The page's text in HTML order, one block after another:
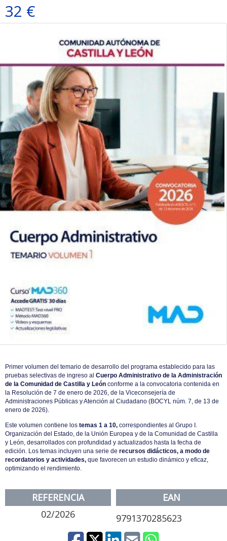
32 €
Primer volumen del temario de desarrollo del programa establecido para las
pruebas selectivas de ingreso al Cuerpo Administrativo de la Administración
de la Comunidad de Castilla y León conforme a la convocatoria contenida en
la Resolución de 7 de enero de 2026, de la Viceconsejería de
Administraciones Públicas y Atención al Ciudadano (BOCYL núm. 7, de 13 de
enero de 2026).
Este volumen contiene los temas 1 a 10, correspondientes al Grupo I.
Organización del Estado, de la Unión Europea y de la Comunidad de Castilla
y León, desarrollados con profundidad y actualizados hasta la fecha de
edición. Los temas incluyen una serie de recursos didácticos, a modo de
recordatorios y actividades, que favorecen un estudio dinámico y eficaz,
optimizando el rendimiento.
REFERENCIA
02/2026
EAN
9791370285623